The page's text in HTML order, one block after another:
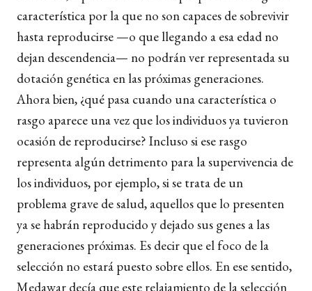
característica por la que no son capaces de sobrevivir
hasta reproducirse —o que llegando a esa edad no
dejan descendencia— no podrán ver representada su
dotación genética en las próximas generaciones.
Ahora bien, ¿qué pasa cuando una característica o
rasgo aparece una vez que los individuos ya tuvieron
ocasión de reproducirse? Incluso si ese rasgo
representa algún detrimento para la supervivencia de
los individuos, por ejemplo, si se trata de un
problema grave de salud, aquellos que lo presenten
ya se habrán reproducido y dejado sus genes a las
generaciones próximas. Es decir que el foco de la
selección no estará puesto sobre ellos. En ese sentido,
Medawar decía que este relajamiento de la selección